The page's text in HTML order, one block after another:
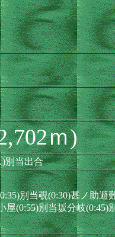
ｍ)
別当出合
別当覗(0:30)甚ノ助避
屋(0:55)別当坂分岐(0:45)